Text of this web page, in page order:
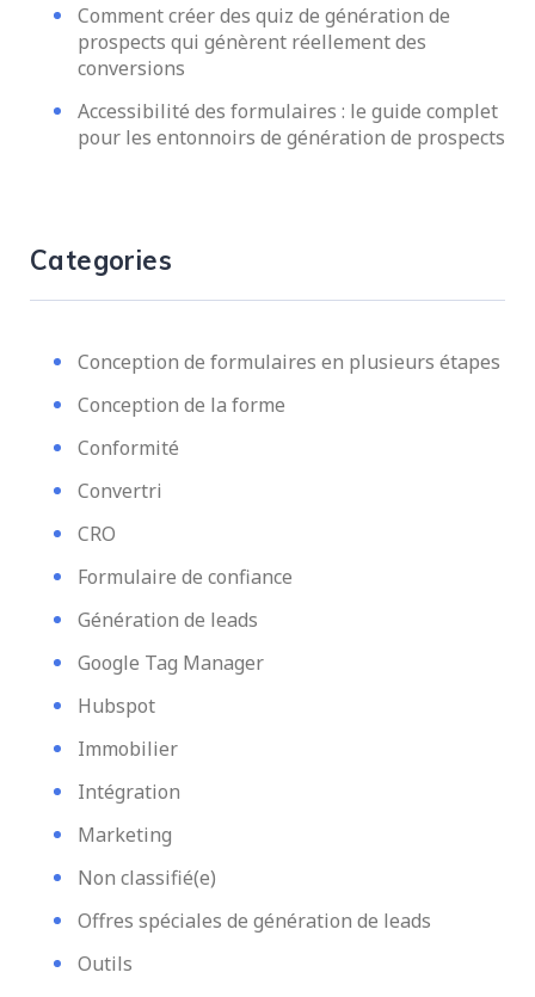
Comment créer des quiz de génération de
prospects qui génèrent réellement des
conversions
Accessibilité des formulaires : le guide complet
pour les entonnoirs de génération de prospects
Categories
Conception de formulaires en plusieurs étapes
Conception de la forme
Conformité
Convertri
CRO
Formulaire de confiance
Génération de leads
Google Tag Manager
Hubspot
Immobilier
Intégration
Marketing
Non classifié(e)
Offres spéciales de génération de leads
Outils